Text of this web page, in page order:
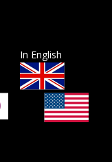
In English